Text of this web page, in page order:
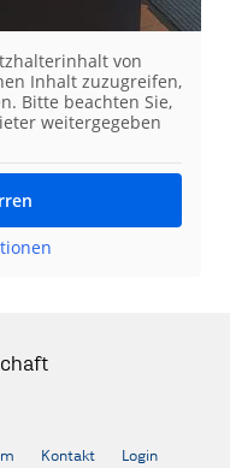
von
Inhalt zuzugreifen,
Bitte beachten Sie,
weitergegeben
Kontakt Login